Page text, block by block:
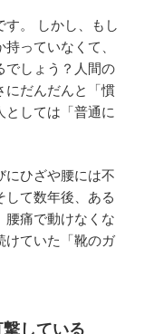
す。 しかし、もし
っていなくて、
でしょう？人間の
にだんだんと「慣
としては「普通に
にひざや腰には不
して数年後、ある
腰痛で動けなくな
けていた「靴のガ
している